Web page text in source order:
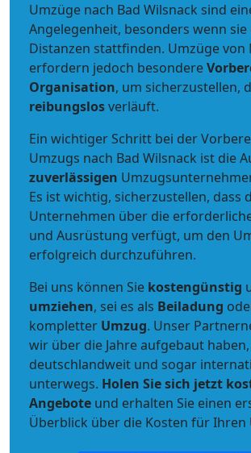
Umzüge nach Bad Wilsnack sind
Angelegenheit, besonders wenn
Distanzen stattfinden. Umzüge von
erfordern jedoch besondere
Organisation, um sicherzustellen,
reibungslosverläuft.
Ein wichtiger Schritt bei der
Umzugs nach Bad Wilsnack ist die
zuverlässigen
Es ist wichtig, sicherzustellen, dass
Unternehmen über die
und Ausrüstung verfügt, um den
erfolgreich durchzuführen.
Bei uns können Sie kostengünstig
umziehen, sei es als Beiladung
kompletter Umzug. Unser
wir über die Jahre aufgebaut
deutschlandweit und sogar
unterwegs. Holen Sie sich jetzt
Angebote und erhalten Sie einen
Überblick über die Kosten für Ihren